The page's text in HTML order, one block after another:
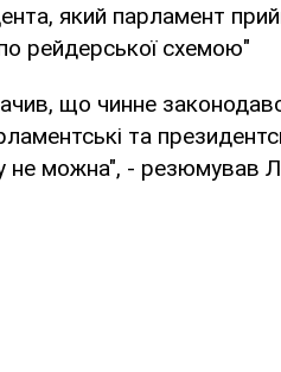
який парламент
рейдерської схемою"
що чинне
та
не можна", - резюмував